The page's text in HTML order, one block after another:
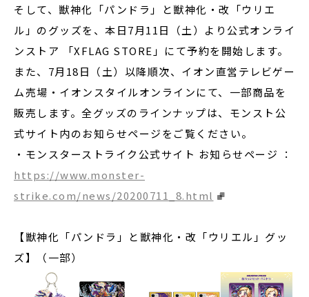
そして、獣神化「パンドラ」と獣神化・改「ウリエ
ル」のグッズを、本日7月11日（土）より公式オンライ
ンストア 「XFLAG STORE」にて予約を開始します。
また、7月18日（土）以降順次、イオン直営テレビゲー
ム売場・イオンスタイルオンラインにて、一部商品を
販売します。全グッズのラインナップは、モンスト公
式サイト内のお知らせページをご覧ください。
・モンスターストライク公式サイト お知らせページ ：
https://www.monster-
strike.com/news/20200711_8.html
【獣神化「パンドラ」と獣神化・改「ウリエル」グッ
ズ】（一部）